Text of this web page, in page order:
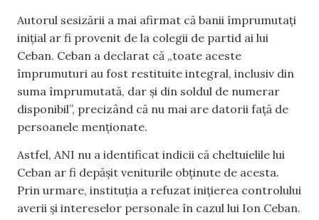
Autorul sesizării a mai afirmat că banii împrumutați
inițial ar fi provenit de la colegii de partid ai lui
Ceban. Ceban a declarat că „toate aceste
împrumuturi au fost restituite integral, inclusiv din
suma împrumutată, dar și din soldul de numerar
disponibil”, precizând că nu mai are datorii față de
persoanele menționate.
Astfel, ANI nu a identificat indicii că cheltuielile lui
Ceban ar fi depășit veniturile obținute de acesta.
Prin urmare, instituția a refuzat inițierea controlului
averii și intereselor personale în cazul lui Ion Ceban.